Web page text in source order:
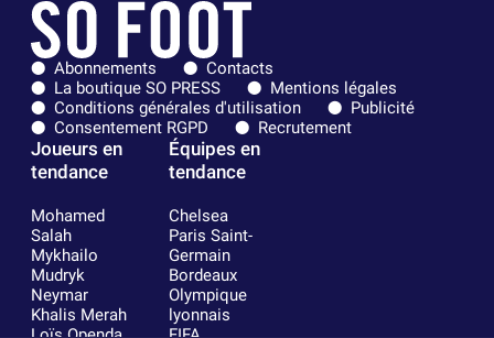
Abonnements
Contacts
La boutique SO PRESS
Mentions légales
Conditions générales d'utilisation
Publicité
Consentement RGPD
Recrutement
Joueurs en
tendance
Mohamed
Salah
Mykhailo
Mudryk
Neymar
Khalis Merah
Équipes en
tendance
Chelsea
Paris Saint-
Germain
Bordeaux
Olympique
lyonnais